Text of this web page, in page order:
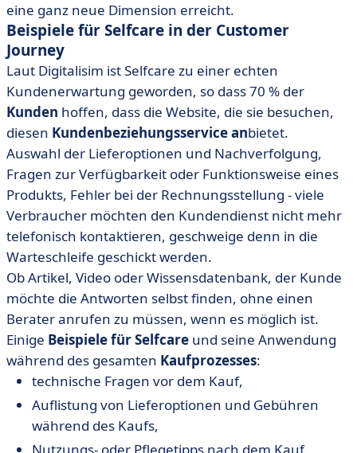
eine ganz neue Dimension erreicht.
Beispiele für Selfcare in der Customer
Journey
Laut Digitalisim ist Selfcare zu einer echten
Kundenerwartung geworden, so dass 70 % der
Kunden hoffen, dass die Website, die sie besuchen,
diesen Kundenbeziehungsservice anbietet.
Auswahl der Lieferoptionen und Nachverfolgung,
Fragen zur Verfügbarkeit oder Funktionsweise eines
Produkts, Fehler bei der Rechnungsstellung - viele
Verbraucher möchten den Kundendienst nicht mehr
telefonisch kontaktieren, geschweige denn in die
Warteschleife geschickt werden.
Ob Artikel, Video oder Wissensdatenbank, der Kunde
möchte die Antworten selbst finden, ohne einen
Berater anrufen zu müssen, wenn es möglich ist.
Einige Beispiele für Selfcare und seine Anwendung
während des gesamten Kaufprozesses:
technische Fragen vor dem Kauf,
Auflistung von Lieferoptionen und Gebühren
während des Kaufs,